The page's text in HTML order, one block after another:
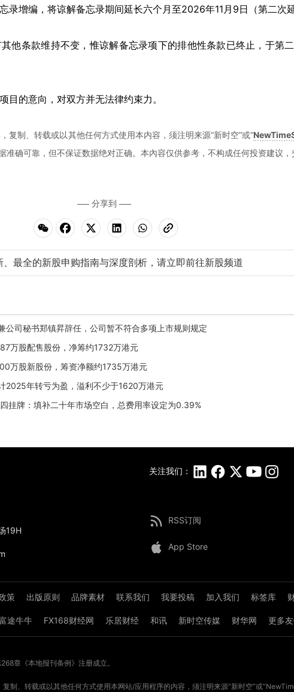
录增编，将谅解备忘录期间延长六个月至2026年11月9日（第二次延
他条款维持不变，惟谅解备忘录项下的排他性条款已终止，于第
目的意向，对双方并无法律约束力。
复制、转载或以其他任何方式使用本内容，须注明来源“新时空”或“
准确可靠，但不保证数据绝对正确。本內容仅供参考，不构成任何投资建议，
分享到
、最全的新股申购指南与深度剖析，请立即前往新股频道
司秘书郑镇昇辞任，公司暂不符合多项上市规则规定
万股配售股份，净筹约1732万港元
万股新股份，筹资净额约1735万港元
2025年转亏为盈，溢利不少于1620万港元
挂牌：填补二十年市场空白，总费用率设定为0.39%
关注我们：
RSS订阅
App Store
策 出版原则 品牌素材 联系我们 我要投稿 加入我们 标签库
途牛牛 FX168财经网 乐居财经 和讯 新时空传媒 财华网 更多
19H
章《本地报刊条例》注册成立。
制、转载或以其他任何方式使用本网站/应用程序的内容，须注明来源“新时空”或